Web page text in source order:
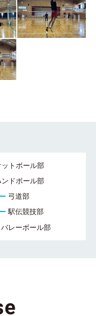
トボール部
ンドボール部
弓道部
駅伝競技部
バレーボール部